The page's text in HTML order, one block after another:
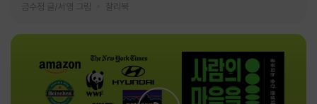
금수정 글/서영 그림 찰리북